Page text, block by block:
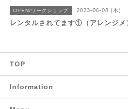
OPEN/ワークショップ 2023-06-08 (木)
レンタルされてます①（アレンジメ
TOP
Information